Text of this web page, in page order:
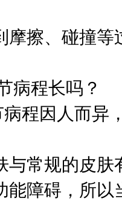
摩擦、碰撞
病程长吗？
程因人而异
与常规的皮
能障碍，所